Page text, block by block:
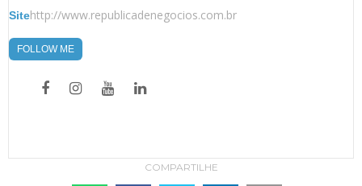
Sitehttp://www.republicadenegocios.com.br
FOLLOW ME
COMPARTILHE